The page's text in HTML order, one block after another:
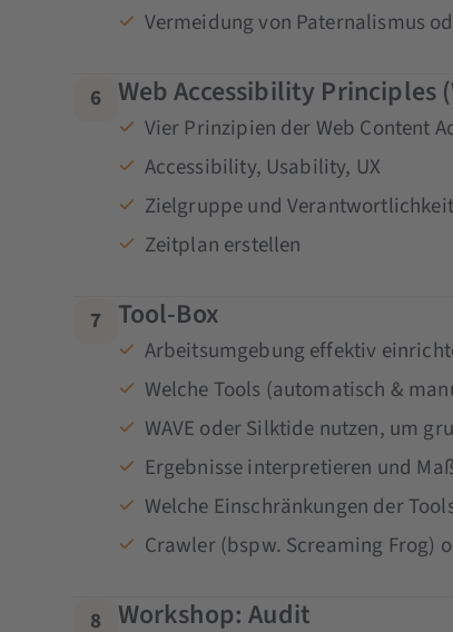
Vermeidung von Paternalismus
6 Web Accessibility Principles
Vier Prinzipien der Web Content
Accessibility, Usability, UX
Zielgruppe und
Zeitplan erstellen
7 Tool-Box
Arbeitsumgebung effektiv
Welche Tools (automatisch &
WAVE oder Silktide nutzen, um
Ergebnisse interpretieren und
Welche Einschränkungen der
Crawler (bspw. Screaming Frog)
8 Workshop: Audit